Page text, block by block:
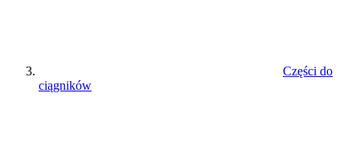
Części do
ciągników